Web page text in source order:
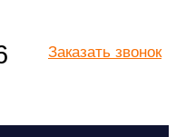
Заказать звонок